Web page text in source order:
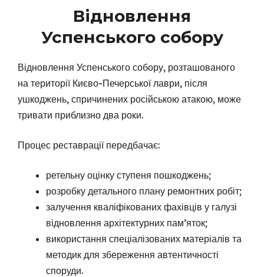
Відновлення
Успенського собору
Відновлення Успенського собору, розташованого
на території Києво-Печерської лаври, після
ушкоджень, спричинених російською атакою, може
тривати приблизно два роки.
Процес реставрації передбачає:
ретельну оцінку ступеня пошкоджень;
розробку детального плану ремонтних робіт;
залучення кваліфікованих фахівців у галузі
відновлення архітектурних пам’яток;
використання спеціалізованих матеріалів та
методик для збереження автентичності
споруди.